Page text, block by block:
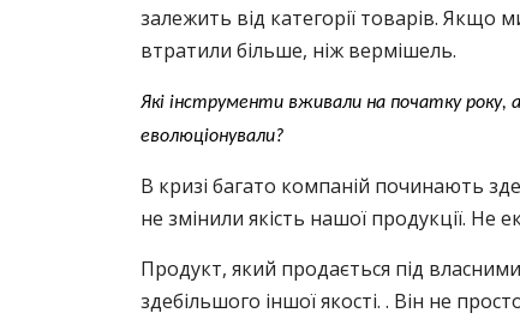
залежить від категорії товарів.
втратили більше, ніж вермішель.
Які інструменти вживали на початку року,
еволюціонували?
В кризі багато компаній починають
не змінили якість нашої продукції. Не
Продукт, який продається під
здебільшого іншої якості. . Він не